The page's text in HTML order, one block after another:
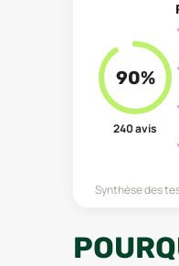
90%
240avis
Synthèse des